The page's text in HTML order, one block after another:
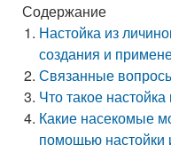
Содержание
Настойка из
создания и
Связанные
Что такое
Какие насекомые
помощью настойки